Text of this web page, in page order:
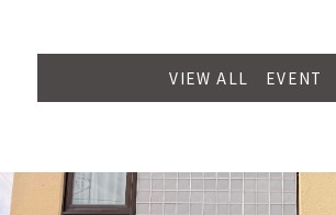
VIEW ALL EVENT